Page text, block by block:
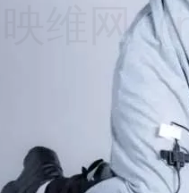
映维网